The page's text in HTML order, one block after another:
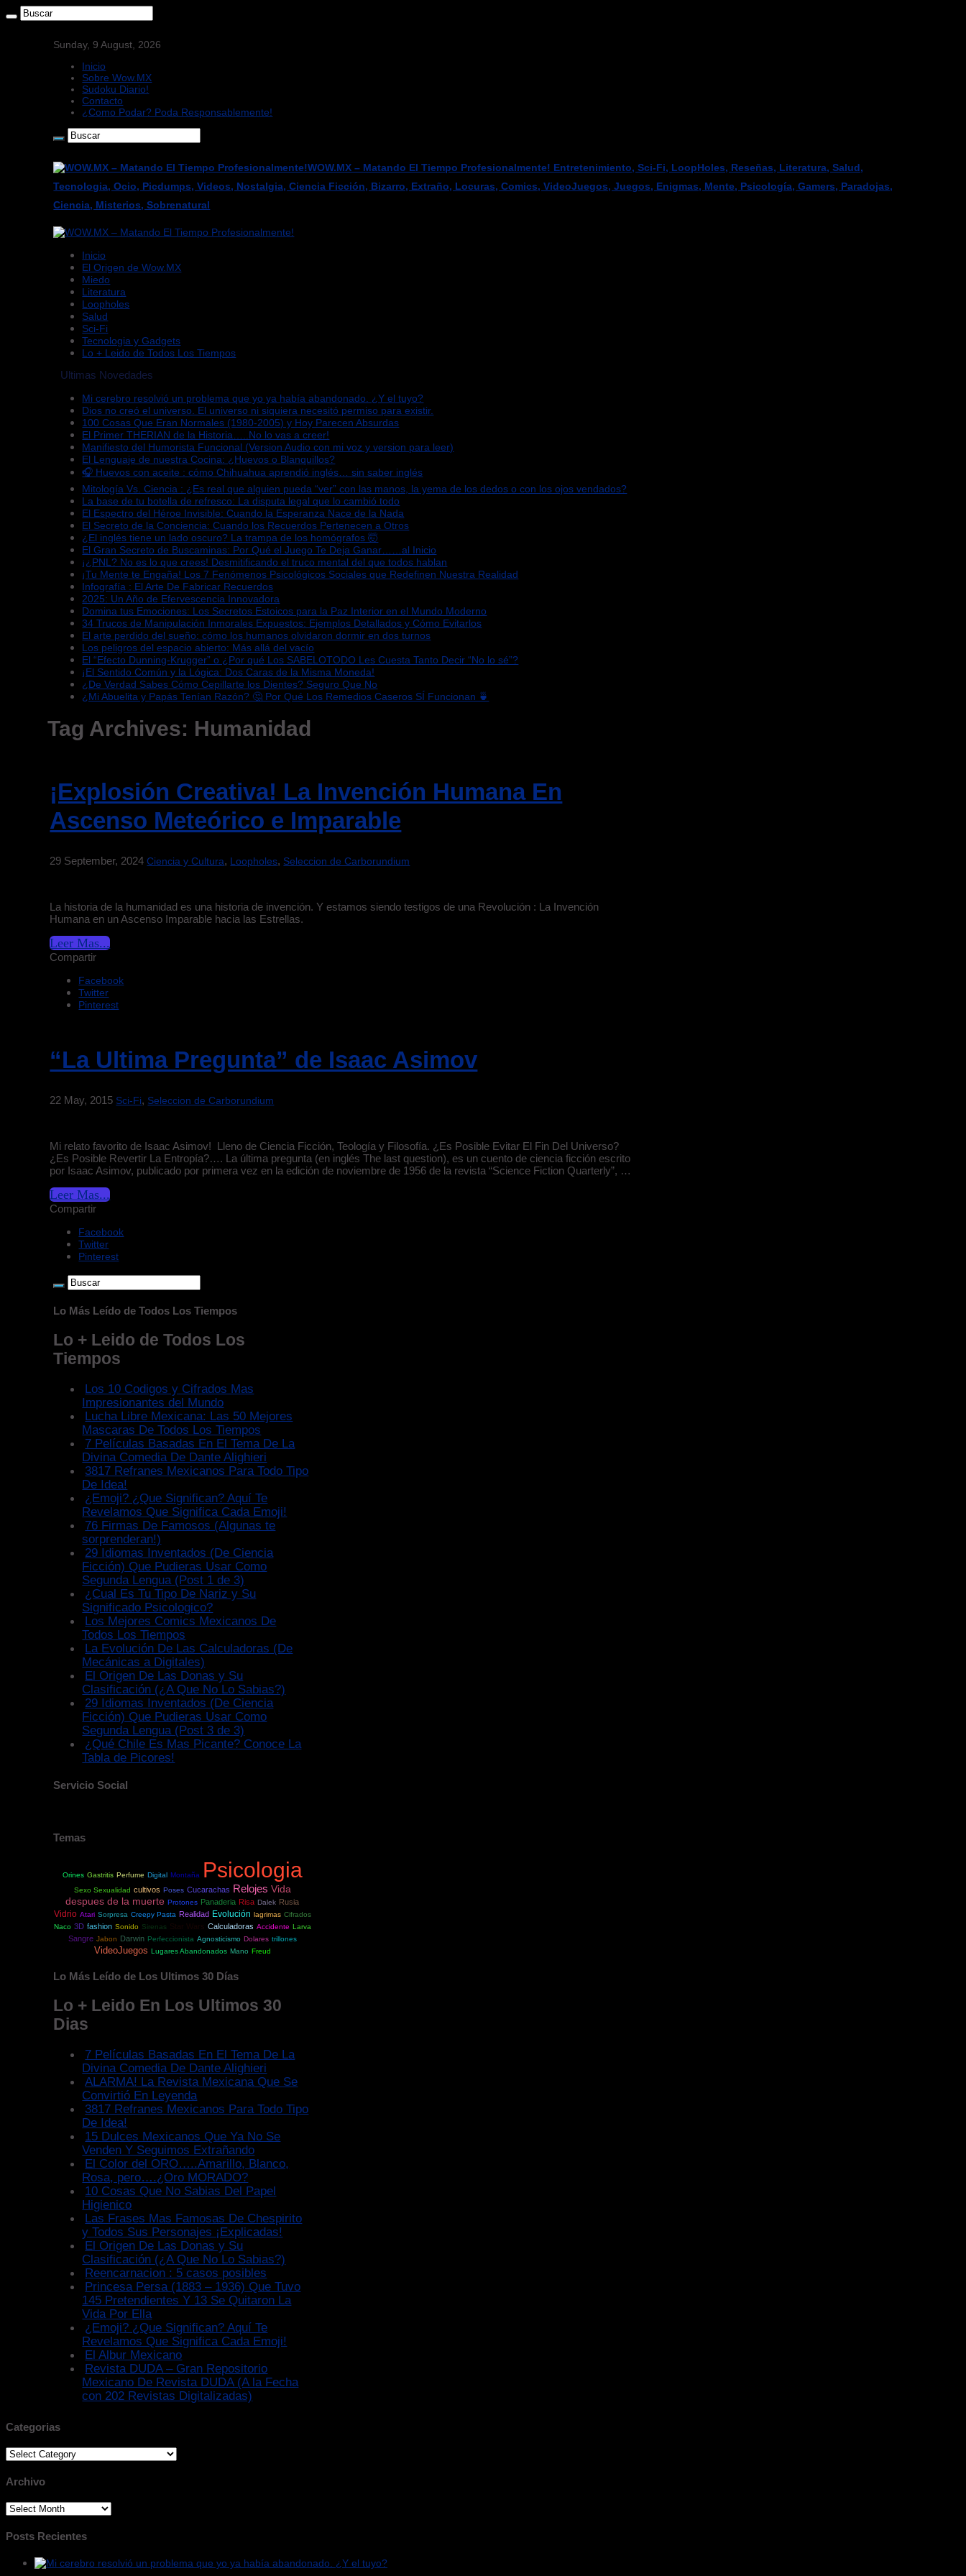
Sunday, 9 August, 2026
Inicio
Sobre Wow.MX
Sudoku Diario!
Contacto
¿Como Podar? Poda Responsablemente!
WOW.MX – Matando El Tiempo Profesionalmente! Entretenimiento, Sci-Fi, LoopHoles, Reseñas, Literatura, Salud,
Tecnologia, Ocio, Picdumps, Videos, Nostalgia, Ciencia Ficción, Bizarro, Extraño, Locuras, Comics, VideoJuegos, Juegos, Enigmas, Mente, Psicología, Gamers, Paradojas,
Ciencia, Misterios, Sobrenatural
Inicio
El Origen de Wow.MX
Miedo
Literatura
Loopholes
Salud
Sci-Fi
Tecnologia y Gadgets
Lo + Leido de Todos Los Tiempos
Ultimas Novedades
Mi cerebro resolvió un problema que yo ya había abandonado. ¿Y el tuyo?
Dios no creó el universo. El universo ni siquiera necesitó permiso para existir.
100 Cosas Que Eran Normales (1980-2005) y Hoy Parecen Absurdas
El Primer THERIAN de la Historia…..No lo vas a creer!
Manifiesto del Humorista Funcional (Version Audio con mi voz y version para leer)
El Lenguaje de nuestra Cocina: ¿Huevos o Blanquillos?
🎧 Huevos con aceite : cómo Chihuahua aprendió inglés… sin saber inglés
Mitología Vs. Ciencia : ¿Es real que alguien pueda “ver” con las manos, la yema de los dedos o con los ojos vendados?
La base de tu botella de refresco: La disputa legal que lo cambió todo
El Espectro del Héroe Invisible: Cuando la Esperanza Nace de la Nada
El Secreto de la Conciencia: Cuando los Recuerdos Pertenecen a Otros
¿El inglés tiene un lado oscuro? La trampa de los homógrafos 🤯
El Gran Secreto de Buscaminas: Por Qué el Juego Te Deja Ganar……al Inicio
¡¿PNL? No es lo que crees! Desmitificando el truco mental del que todos hablan
¡Tu Mente te Engaña! Los 7 Fenómenos Psicológicos Sociales que Redefinen Nuestra Realidad
Infografía : El Arte De Fabricar Recuerdos
2025: Un Año de Efervescencia Innovadora
Domina tus Emociones: Los Secretos Estoicos para la Paz Interior en el Mundo Moderno
34 Trucos de Manipulación Inmorales Expuestos: Ejemplos Detallados y Cómo Evitarlos
El arte perdido del sueño: cómo los humanos olvidaron dormir en dos turnos
Los peligros del espacio abierto: Más allá del vacío
El “Efecto Dunning-Krugger” o ¿Por qué Los SABELOTODO Les Cuesta Tanto Decir “No lo sé”?
¡El Sentido Común y la Lógica: Dos Caras de la Misma Moneda!
¿De Verdad Sabes Cómo Cepillarte los Dientes? Seguro Que No
¿Mi Abuelita y Papás Tenían Razón? 🤔 Por Qué Los Remedios Caseros SÍ Funcionan 🍵
Tag Archives: Humanidad
¡Explosión Creativa! La Invención Humana En
Ascenso Meteórico e Imparable
29 September, 2024 Ciencia y Cultura, Loopholes, Seleccion de Carborundium
La historia de la humanidad es una historia de invención. Y estamos siendo testigos de una Revolución : La Invención
Humana en un Ascenso Imparable hacia las Estrellas.
Leer Mas...
Compartir
Facebook
Twitter
Pinterest
“La Ultima Pregunta” de Isaac Asimov
22 May, 2015 Sci-Fi, Seleccion de Carborundium
Mi relato favorito de Isaac Asimov! Lleno de Ciencia Ficción, Teología y Filosofía. ¿Es Posible Evitar El Fin Del Universo?
¿Es Posible Revertir La Entropía?…. La última pregunta (en inglés The last question), es un cuento de ciencia ficción escrito
por Isaac Asimov, publicado por primera vez en la edición de noviembre de 1956 de la revista “Science Fiction Quarterly”, …
Leer Mas...
Compartir
Facebook
Twitter
Pinterest
Lo Más Leído de Todos Los Tiempos
Lo + Leido de Todos Los
Tiempos
Los 10 Codigos y Cifrados Mas
Impresionantes del Mundo
Lucha Libre Mexicana: Las 50 Mejores
Mascaras De Todos Los Tiempos
7 Películas Basadas En El Tema De La
Divina Comedia De Dante Alighieri
3817 Refranes Mexicanos Para Todo Tipo
De Idea!
¿Emoji? ¿Que Significan? Aquí Te
Revelamos Que Significa Cada Emoji!
76 Firmas De Famosos (Algunas te
sorprenderan!)
29 Idiomas Inventados (De Ciencia
Ficción) Que Pudieras Usar Como
Segunda Lengua (Post 1 de 3)
¿Cual Es Tu Tipo De Nariz y Su
Significado Psicologico?
Los Mejores Comics Mexicanos De
Todos Los Tiempos
La Evolución De Las Calculadoras (De
Mecánicas a Digitales)
El Origen De Las Donas y Su
Clasificación (¿A Que No Lo Sabias?)
29 Idiomas Inventados (De Ciencia
Ficción) Que Pudieras Usar Como
Segunda Lengua (Post 3 de 3)
¿Qué Chile Es Mas Picante? Conoce La
Tabla de Picores!
Servicio Social
Temas
Orines Gastritis Perfume Digital Montaña Psicologia
Sexo Sexualidad cultivos Poses Cucarachas Relojes Vida
despues de la muerte Protones Panaderia Risa Dalek Rusia
Vidrio Atari Sorpresa Creepy Pasta Realidad Evolución lagrimas Cifrados
Naco 3D fashion Sonido Sirenas Calculadoras Accidente Larva
Sangre Jabon Darwin Perfeccionista Agnosticismo Dolares trillones
VideoJuegos Lugares Abandonados Mano Freud
Lo Más Leído de Los Ultimos 30 Días
Lo + Leido En Los Ultimos 30
Dias
7 Películas Basadas En El Tema De La
Divina Comedia De Dante Alighieri
ALARMA! La Revista Mexicana Que Se
Convirtió En Leyenda
3817 Refranes Mexicanos Para Todo Tipo
De Idea!
15 Dulces Mexicanos Que Ya No Se
Venden Y Seguimos Extrañando
El Color del ORO…..Amarillo, Blanco,
Rosa, pero….¿Oro MORADO?
10 Cosas Que No Sabias Del Papel
Higienico
Las Frases Mas Famosas De Chespirito
y Todos Sus Personajes ¡Explicadas!
El Origen De Las Donas y Su
Clasificación (¿A Que No Lo Sabias?)
Reencarnacion : 5 casos posibles
Princesa Persa (1883 – 1936) Que Tuvo
145 Pretendientes Y 13 Se Quitaron La
Vida Por Ella
¿Emoji? ¿Que Significan? Aquí Te
Revelamos Que Significa Cada Emoji!
El Albur Mexicano
Revista DUDA – Gran Repositorio
Mexicano De Revista DUDA (A la Fecha
con 202 Revistas Digitalizadas)
Categorias
Categorias
Archivo
Archivo
Posts Recientes